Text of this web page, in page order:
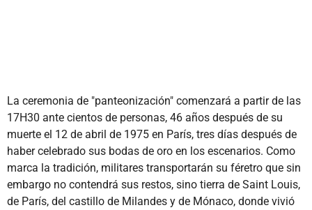
La ceremonia de "panteonización" comenzará a partir de las
17H30 ante cientos de personas, 46 años después de su
muerte el 12 de abril de 1975 en París, tres días después de
haber celebrado sus bodas de oro en los escenarios. Como
marca la tradición, militares transportarán su féretro que sin
embargo no contendrá sus restos, sino tierra de Saint Louis,
de París, del castillo de Milandes y de Mónaco, donde vivió